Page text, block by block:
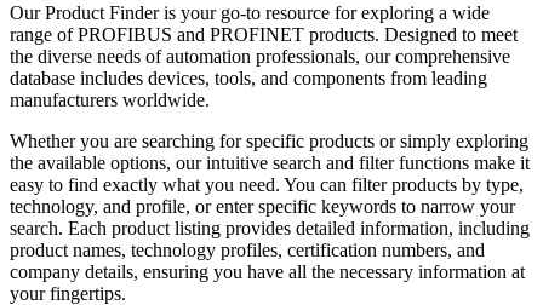
Our Product Finder is your go-to resource for exploring a wide
range of PROFIBUS and PROFINET products. Designed to meet
the diverse needs of automation professionals, our comprehensive
database includes devices, tools, and components from leading
manufacturers worldwide.
Whether you are searching for specific products or simply exploring
the available options, our intuitive search and filter functions make it
easy to find exactly what you need. You can filter products by type,
technology, and profile, or enter specific keywords to narrow your
search. Each product listing provides detailed information, including
product names, technology profiles, certification numbers, and
company details, ensuring you have all the necessary information at
your fingertips.